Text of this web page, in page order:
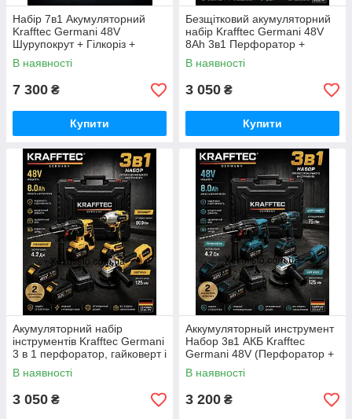
Набір 7в1 Акумуляторний
Krafftec Germani 48V
Шурупокрут + Гілкоріз +
Болгарка + Перф + Гайковерт
+ Циркулярна + лобзик/синій
В наявності
7 300 ₴
Купити
Безщітковий акумуляторний
набір Krafftec Germani 48V
8Ah 3в1 Перфоратор +
Болгарка + Гайковерт
Крафтек Германия синій
В наявності
3 050 ₴
Купити
Акумуляторний набір
інструментів Krafftec Germani
3 в 1 перфоратор, гайковерт і
КШМ 48 V 8.0 Ah у кейсі
інструмент для дому жовтий
В наявності
3 050 ₴
Аккумуляторный инструмент
Набор 3в1 АКБ Krafftec
Germani 48V (Перфоратор +
Шуруповерт + Болгарка)
синий Германия
В наявності
3 200 ₴